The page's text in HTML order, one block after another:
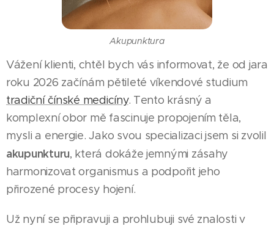
Akupunktura
Vážení klienti, chtěl bych vás informovat, že od jara
roku 2026 začínám pětileté víkendové studium
tradiční čínské medicíny. Tento krásný a
komplexní obor mě fascinuje propojením těla,
mysli a energie. Jako svou specializaci jsem si zvolil
akupunkturu, která dokáže jemnými zásahy
harmonizovat organismus a podpořit jeho
přirozené procesy hojení.
Už nyní se připravuji a prohlubuji své znalosti v